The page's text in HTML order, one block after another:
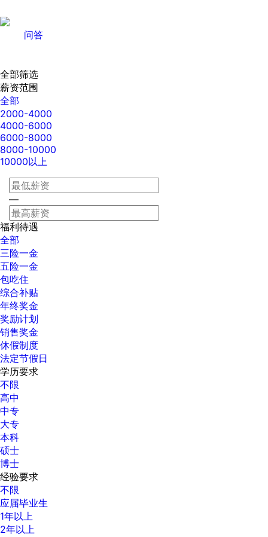
问答
全部筛选
薪资范围
全部
2000-4000
4000-6000
6000-8000
8000-10000
10000以上
—
福利待遇
全部
三险一金
五险一金
包吃住
综合补贴
年终奖金
奖励计划
销售奖金
休假制度
法定节假日
学历要求
不限
高中
中专
大专
本科
硕士
博士
经验要求
不限
应届毕业生
1年以上
2年以上